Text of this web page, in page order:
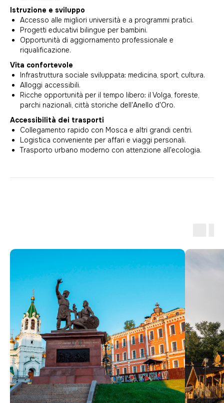
Istruzione e sviluppo
Accesso alle migliori università e a programmi pratici.
Progetti educativi bilingue per bambini.
Opportunità di aggiornamento professionale e
riqualificazione.
Vita confortevole
Infrastruttura sociale sviluppata: medicina, sport, cultura.
Alloggi accessibili.
Ricche opportunità per il tempo libero: il Volga, foreste,
parchi nazionali, città storiche dell'Anello d'Oro.
Accessibilità dei trasporti
Collegamento rapido con Mosca e altri grandi centri.
Logistica conveniente per affari e viaggi personali.
Trasporto urbano moderno con attenzione all'ecologia.